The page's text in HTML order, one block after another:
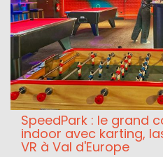
SpeedPark : le grand
indoor avec karting,
VR à Val d'Europe